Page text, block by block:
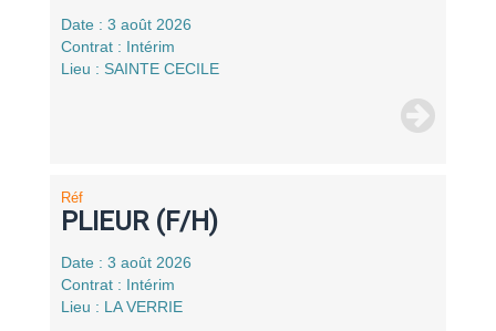
Date : 3 août 2026
Contrat : Intérim
Lieu : SAINTE CECILE
Réf
PLIEUR (F/H)
Date : 3 août 2026
Contrat : Intérim
Lieu : LA VERRIE